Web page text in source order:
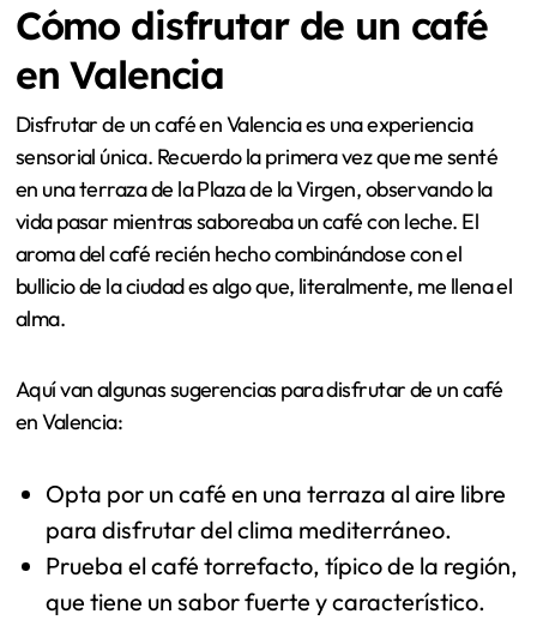
Cómo disfrutar de un café
en Valencia
Disfrutar de un café en Valencia es una experiencia
sensorial única. Recuerdo la primera vez que me senté
en una terraza de la Plaza de la Virgen, observando la
vida pasar mientras saboreaba un café con leche. El
aroma del café recién hecho combinándose con el
bullicio de la ciudad es algo que, literalmente, me llena el
alma.
Aquí van algunas sugerencias para disfrutar de un café
en Valencia:
Opta por un café en una terraza al aire libre
para disfrutar del clima mediterráneo.
Prueba el café torrefacto, típico de la región,
que tiene un sabor fuerte y característico.